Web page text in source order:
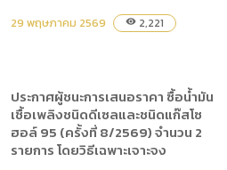
29 พฤษภาคม 2569 visibility 2,221
ประกาศผู้ชนะการเสนอราคา ซื้อน้ำมัน
เชื้อเพลิงชนิดดีเซลและชนิดแก๊สโซ
ฮอล์ 95 (ครั้งที่ 8/2569) จำนวน 2
รายการ โดยวิธีเฉพาะเจาะจง